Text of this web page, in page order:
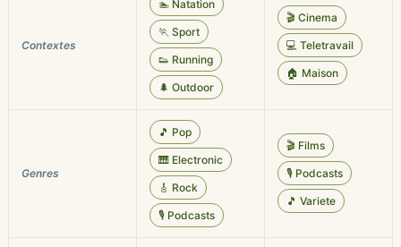
Contextes
🏊 Natation
🏃 Sport
👟 Running
🌲 Outdoor
🎬 Cinema
💻 Teletravail
🏠 Maison
Genres
🎵 Pop
🎹 Electronic
🎸 Rock
🎙️ Podcasts
🎬 Films
🎙️ Podcasts
🎵 Variete